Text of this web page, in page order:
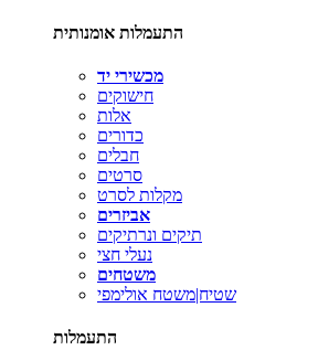
התעמלות אומנותית
מכשירי יד
חישוקים
אלות
כדורים
חבלים
סרטים
מקלות לסרט
אביזרים
תיקים ונרתיקים
נעלי חצי
משטחים
שטיח|משטח אולימפי
התעמלות